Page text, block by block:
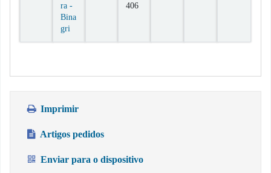
ra -
Bina
gri
406
Imprimir
Artigos pedidos
Enviar para o dispositivo